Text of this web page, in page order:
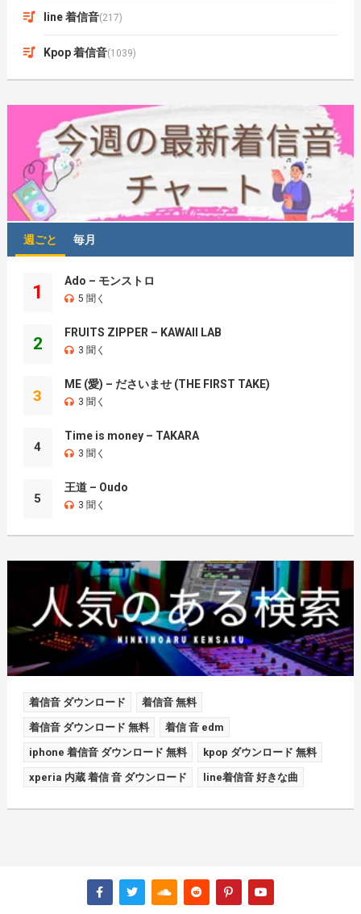
line 着信音(217)
Kpop 着信音(1039)
週ごと 毎月
1
Ado – モンストロ
5 聞く
2
FRUITS ZIPPER – KAWAII LAB
3 聞く
3
ME (愛) – ださいませ (THE FIRST TAKE)
3 聞く
4
Time is money – TAKARA
3 聞く
5
王道 – Oudo
3 聞く
着信音 ダウンロード 着信音 無料
着信音 ダウンロード 無料 着信 音 edm
iphone 着信音 ダウンロード 無料 kpop ダウンロード 無料
xperia 内蔵 着信 音 ダウンロード line着信音 好きな曲